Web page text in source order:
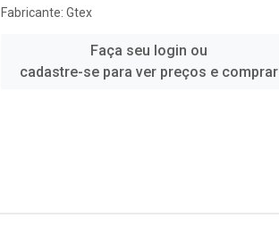
Fabricante: Gtex
Faça seu login ou
cadastre-se para ver preços e comprar